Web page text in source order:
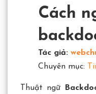
Cách
Tác giả:
Chuyên mục:
Thuật ngữ